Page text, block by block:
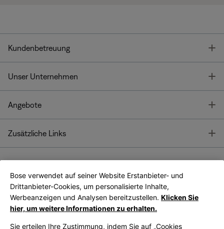
Kundenbetreuung
Unser Unternehmen
Angebote
Zusätzliche Links
Bose App
Bose Connect
App
Bose verwendet auf seiner Website Erstanbieter- und
Drittanbieter-Cookies, um personalisierte Inhalte,
Werbeanzeigen und Analysen bereitzustellen. Klicken Sie
hier, um weitere Informationen zu erhalten.
Sie erteilen Ihre Zustimmung, indem Sie auf „Cookies